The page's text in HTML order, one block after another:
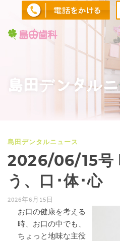
島田デンタル
島田デンタルニュース
2026/06/15号
う、口･体･心
2026年6月15日
お口の健康を考える
時、お口の中でも、
ちょっと地味な主役